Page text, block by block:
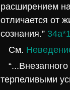
расширением
отличается от
сознания.”
См.
терпеливыми